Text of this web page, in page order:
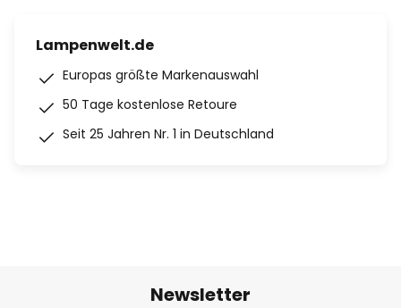
Lampenwelt.de
Europas größte Markenauswahl
50 Tage kostenlose Retoure
Seit 25 Jahren Nr. 1 in Deutschland
Newsletter